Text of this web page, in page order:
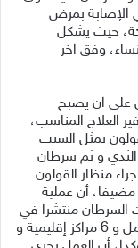
الإصابة بمرض
حيث يشكل
ومنهم 3% من النساء، وفق اخر
على ان يصبح
العلاج المناسب،
يمثل السبب
الثدي و ثم سرطان
الذي تجاوزوا ٤٥ عاما لإجراء منظار القولون
مضيفا، أن عملية
61 مركزا لخدمات السرطان منتشرا في
المملكة، حيث تتوزع على 11 مركزا مرجعي شامل و 6 مراكز إقليمية و